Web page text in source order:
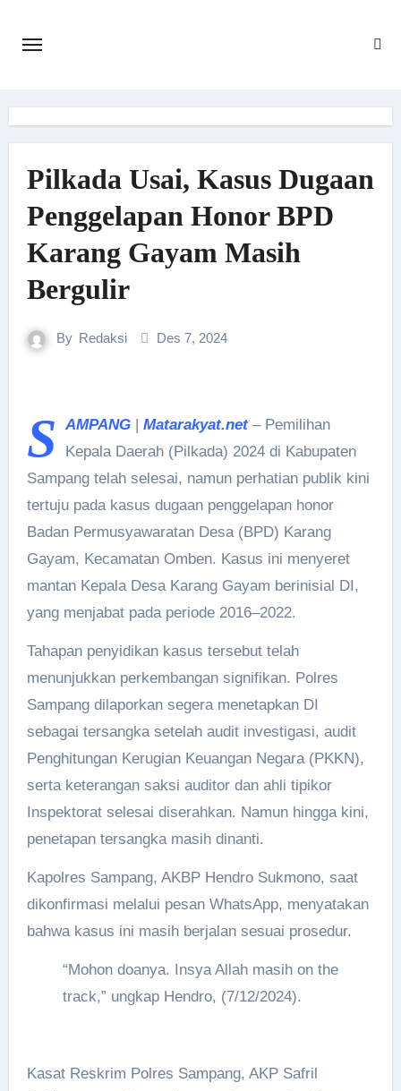
Pilkada Usai, Kasus Dugaan
Penggelapan Honor BPD
Karang Gayam Masih
Bergulir
By Redaksi Des 7, 2024
S AMPANG| Matarakyat.net– Pemilihan
Kepala Daerah (Pilkada) 2024 di Kabupaten
Sampang telah selesai, namun perhatian publik kini
tertuju pada kasus dugaan penggelapan honor
Badan Permusyawaratan Desa (BPD) Karang
Gayam, Kecamatan Omben. Kasus ini menyeret
mantan Kepala Desa Karang Gayam berinisial DI,
yang menjabat pada periode 2016–2022.
Tahapan penyidikan kasus tersebut telah
menunjukkan perkembangan signifikan. Polres
Sampang dilaporkan segera menetapkan DI
sebagai tersangka setelah audit investigasi, audit
Penghitungan Kerugian Keuangan Negara (PKKN),
serta keterangan saksi auditor dan ahli tipikor
Inspektorat selesai diserahkan. Namun hingga kini,
penetapan tersangka masih dinanti.
Kapolres Sampang, AKBP Hendro Sukmono, saat
dikonfirmasi melalui pesan WhatsApp, menyatakan
bahwa kasus ini masih berjalan sesuai prosedur.
“Mohon doanya. Insya Allah masih on the
track,” ungkap Hendro, (7/12/2024).
Kasat Reskrim Polres Sampang, AKP Safril